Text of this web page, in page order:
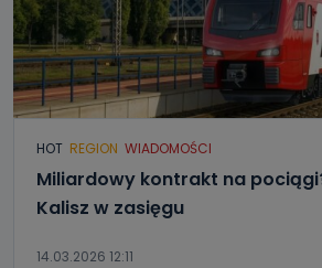
HOT REGION WIADOMOŚCI
Miliardowy kontrakt na
Kalisz w zasięgu
14.03.2026 12:11